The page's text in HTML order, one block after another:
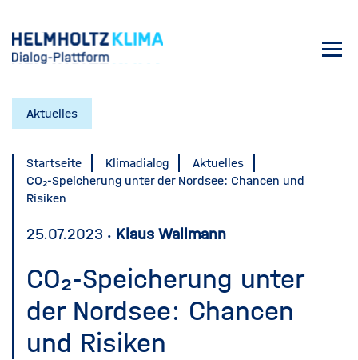
zum
Inhalt
Aktuelles
Startseite Klimadialog
Aktuelles
CO₂-Speicherung unter der Nordsee: Chancen und
Risiken
25.07.2023 Klaus Wallmann
CO₂-Speicherung unter
der Nordsee: Chancen
und Risiken